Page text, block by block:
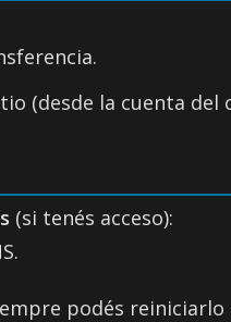
(desde la cuenta del
(si tenés acceso):
podés reiniciarlo